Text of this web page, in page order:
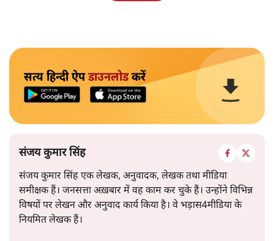
सत्य हिन्दी ऐपडाउनलोडकरें
संजय कुमार सिंह
संजय कुमार सिंह एक लेखक, अनुवादक, लेखक तथा मीडिया
समीक्षक हैं। जनसत्ता अख़बार में वह काम कर चुके हैं। उन्होंने विभिन्न
विषयों पर लेखन और अनुवाद कार्य किया है। वे भड़ास4मीडिया के
नियमित लेखक हैं।